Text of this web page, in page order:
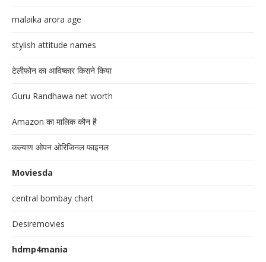
malaika arora age
stylish attitude names
टेलीफोन का आविष्कार किसने किया
Guru Randhawa net worth
Amazon का मालिक कौन है
कल्याण ओपन ओरिजिनल फाइनल
Moviesda
central bombay chart
Desiremovies
hdmp4mania